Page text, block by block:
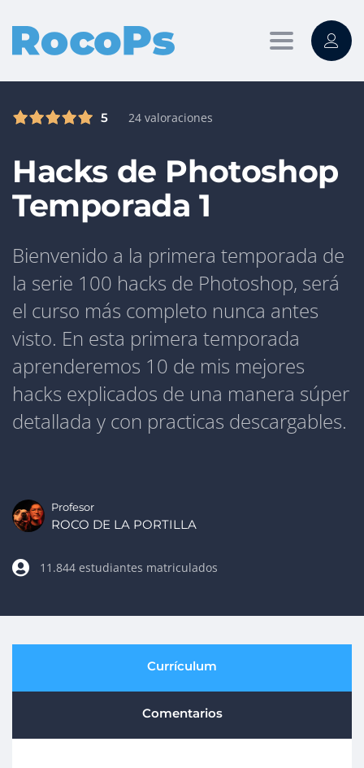
Toggle
5 24 valoraciones
Hacks de Photoshop
Temporada 1
Bienvenido a la primera temporada de
la serie 100 hacks de Photoshop, será
el curso más completo nunca antes
visto. En esta primera temporada
aprenderemos 10 de mis mejores
hacks explicados de una manera súper
detallada y con practicas descargables.
Profesor
ROCO DE LA PORTILLA
11.844 estudiantes matriculados
Currículum
Comentarios